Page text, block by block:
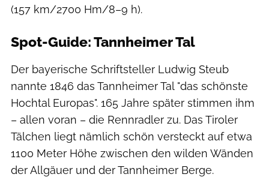
(157 km/2700 Hm/8–9 h).
Spot-Guide: Tannheimer Tal
Der bayerische Schriftsteller Ludwig Steub
nannte 1846 das Tannheimer Tal "das schönste
Hochtal Europas". 165 Jahre später stimmen ihm
– allen voran – die Rennradler zu. Das Tiroler
Tälchen liegt nämlich schön versteckt auf etwa
1100 Meter Höhe zwischen den wilden Wänden
der Allgäuer und der Tannheimer Berge.